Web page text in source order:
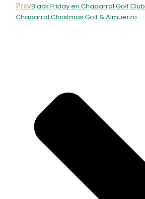
PrevBlack Friday en Chaparral Golf Club
Chaparral Christmas Golf & Almuerzo